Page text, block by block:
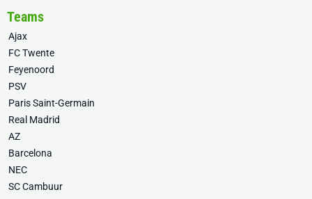
Teams
Ajax
FC Twente
Feyenoord
PSV
Paris Saint-Germain
Real Madrid
AZ
Barcelona
NEC
SC Cambuur